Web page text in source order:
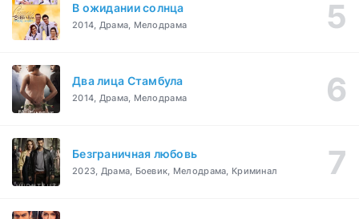
В ожидании солнца
2014, Драма, Мелодрама
Два лица Стамбула
2014, Драма, Мелодрама
Безграничная любовь
2023, Драма, Боевик, Мелодрама, Криминал